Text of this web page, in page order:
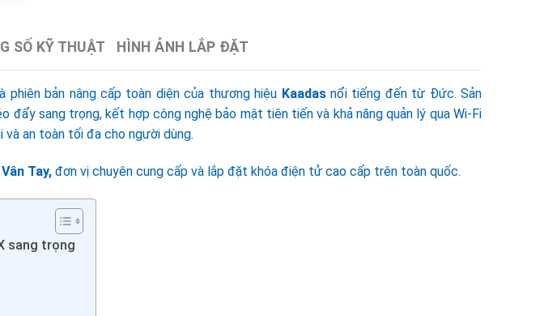
SỐ KỸ THUẬT HÌNH ẢNH LẮP ĐẶT
phiên bản nâng cấp toàn diện của thương hiệu Kaadas nổi tiếng đến từ Đức. Sản
sang trọng, kết hợp công nghệ bảo mật tiên tiến và khả năng quản lý qua Wi-Fi
và an toàn tối đa cho người dùng.
Tay,đơn vị chuyên cung cấp và lắp đặt khóa điện tử cao cấp trên toàn quốc.
sang trọng